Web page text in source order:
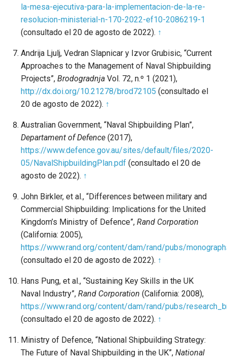
la-mesa-ejecutiva-para-la-implementacion-de-la-re-
resolucion-ministerial-n-170-2022-ef10-2086219-1
(consultado el 20 de agosto de 2022). ↑
Andrija Ljulj, Vedran Slapnicar y Izvor Grubisic, “Current
Approaches to the Management of Naval Shipbuilding
Projects”, Brodogradnja Vol. 72, n.º 1 (2021),
http://dx.doi.org/10.21278/brod72105 (consultado el
20 de agosto de 2022). ↑
Australian Government, “Naval Shipbuilding Plan”,
Departament of Defence (2017),
https://www.defence.gov.au/sites/default/files/2020-
05/NavalShipbuildingPlan.pdf (consultado el 20 de
agosto de 2022). ↑
John Birkler, et al., “Differences between military and
Commercial Shipbuilding: Implications for the United
Kingdom’s Ministry of Defence”, Rand Corporation
(California: 2005),
https://www.rand.org/content/dam/rand/pubs/
(consultado el 20 de agosto de 2022). ↑
Hans Pung, et al., “Sustaining Key Skills in the UK
Naval Industry”, Rand Corporation (California: 2008),
https://www.rand.org/content/dam/rand/pubs/
(consultado el 20 de agosto de 2022). ↑
Ministry of Defence, “National Shipbuilding Strategy:
The Future of Naval Shipbuilding in the UK”, National